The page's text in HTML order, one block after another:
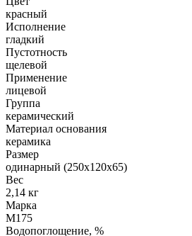
красный
Исполнение
гладкий
Пустотность
щелевой
Применение
лицевой
Группа
керамический
Материал основания
керамика
Размер
одинарный (250х120х65)
Вес
2,14 кг
Марка
М175
Водопоглощение, %